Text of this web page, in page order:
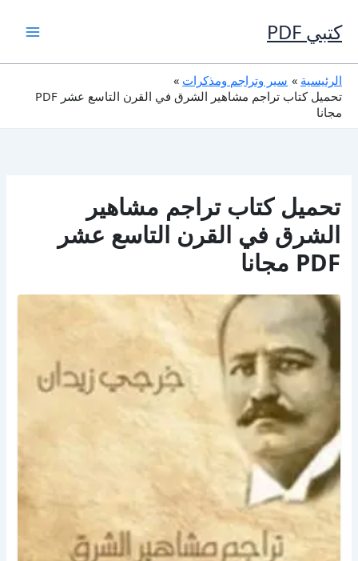
إلى
المحتوى
كتبي PDF
الرئيسية
سير وتراجم ومذكرات
تحميل كتاب تراجم مشاهير الشرق في القرن التاسع عشر PDF
مجانا
تحميل كتاب تراجم مشاهير
الشرق في القرن التاسع عشر
PDF مجانا